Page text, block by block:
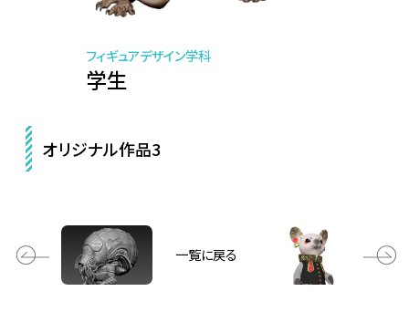
フィギュアデザイン学科
学生
オリジナル作品3
一覧に戻る